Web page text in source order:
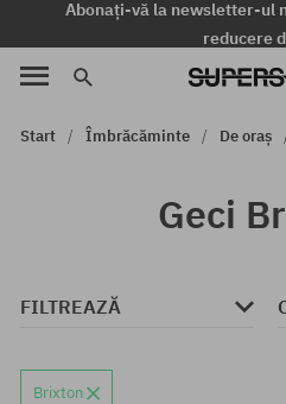
Abonați-vă la newsletter-ul
reducere
Start Îmbrăcăminte De oraș
Geci
FILTREAZĂ
Brixton